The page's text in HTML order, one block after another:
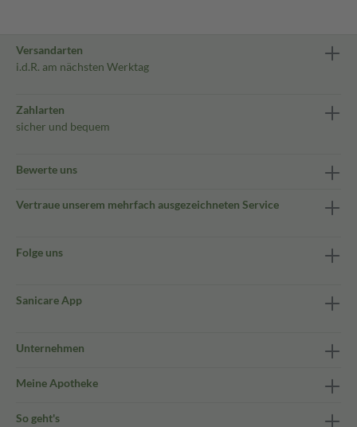
Versandarten
i.d.R. am nächsten Werktag
Zahlarten
sicher und bequem
Bewerte uns
Vertraue unserem mehrfach ausgezeichneten Service
Folge uns
Sanicare App
Unternehmen
Meine Apotheke
So geht's